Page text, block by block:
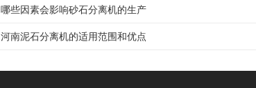
哪些因素会影响砂石分离机的生产
河南泥石分离机的适用范围和优点